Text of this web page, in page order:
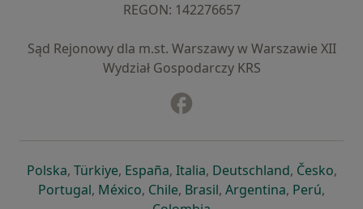
REGON: ⁠142276657
Sąd Rejonowy dla m.st. Warszawy w Warszawie XII
Wydział Gospodarczy KRS
Polskaotwiera się w nowej karcie
, Türkiyeotwiera się w nowej karcie
, Españaotwiera się w nowej karcie
, Italiaotwiera się w nowej
, Deutschlandotwiera się
, Česko,
Portugalotwiera się w nowej karcie
, Méxicootwiera się w nowej karcie
, Chileotwiera się w nowej karcie
, Brasilotwiera się w nowej
, Argentinaotwiera się
, Perú,